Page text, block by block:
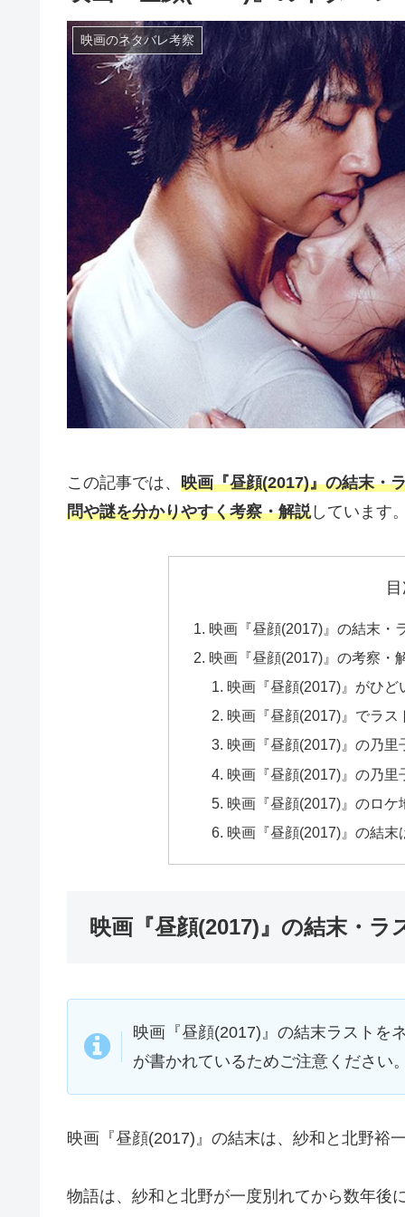
映画のネタバレ考察
この記事では、 映画『昼顔(2017)』の結末・
問や謎を分かりやすく考察・解説しています
映画『昼顔(2017)』の結末・
映画『昼顔(2017)』の考察・
映画『昼顔(2017)』がひ
映画『昼顔(2017)』でラ
映画『昼顔(2017)』の乃
映画『昼顔(2017)』の乃
映画『昼顔(2017)』のロ
映画『昼顔(2017)』の結末
映画『昼顔(2017)』の結末・ラ
映画『昼顔(2017)』の結末ラストを
が書かれているためご注意ください
映画『昼顔(2017)』の結末は、紗和と北野裕
物語は、紗和と北野が一度別れてから数年後